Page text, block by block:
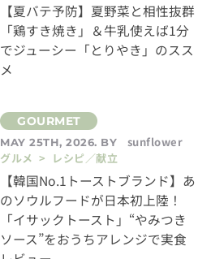
【夏バテ予防】夏野菜と相性抜群
「鶏すき焼き」＆牛乳使えば1分
でジューシー「とりやき」のスス
メ
MAY 25TH, 2026. BY
sunflower
グルメ > レシピ／献立
【韓国No.1トーストブランド】あ
のソウルフードが日本初上陸！
「イサックトースト」“やみつき
ソース”をおうちアレンジで実食